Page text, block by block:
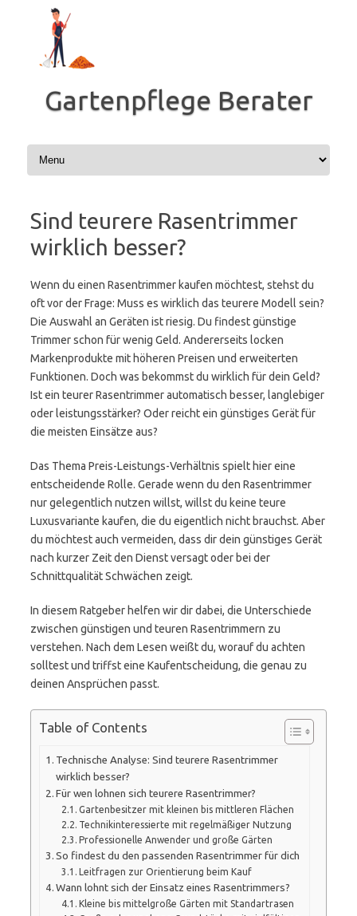
springen
Gartenpflege Berater
Sind teurere Rasentrimmer
wirklich besser?
Wenn du einen Rasentrimmer kaufen möchtest, stehst du
oft vor der Frage: Muss es wirklich das teurere Modell sein?
Die Auswahl an Geräten ist riesig. Du findest günstige
Trimmer schon für wenig Geld. Andererseits locken
Markenprodukte mit höheren Preisen und erweiterten
Funktionen. Doch was bekommst du wirklich für dein Geld?
Ist ein teurer Rasentrimmer automatisch besser, langlebiger
oder leistungsstärker? Oder reicht ein günstiges Gerät für
die meisten Einsätze aus?
Das Thema Preis-Leistungs-Verhältnis spielt hier eine
entscheidende Rolle. Gerade wenn du den Rasentrimmer
nur gelegentlich nutzen willst, willst du keine teure
Luxusvariante kaufen, die du eigentlich nicht brauchst. Aber
du möchtest auch vermeiden, dass dir dein günstiges Gerät
nach kurzer Zeit den Dienst versagt oder bei der
Schnittqualität Schwächen zeigt.
In diesem Ratgeber helfen wir dir dabei, die Unterschiede
zwischen günstigen und teuren Rasentrimmern zu
verstehen. Nach dem Lesen weißt du, worauf du achten
solltest und triffst eine Kaufentscheidung, die genau zu
deinen Ansprüchen passt.
Table of Contents
Technische Analyse: Sind teurere Rasentrimmer
wirklich besser?
Für wen lohnen sich teurere Rasentrimmer?
Gartenbesitzer mit kleinen bis mittleren Flächen
Technikinteressierte mit regelmäßiger Nutzung
Professionelle Anwender und große Gärten
So findest du den passenden Rasentrimmer für dich
Leitfragen zur Orientierung beim Kauf
Wann lohnt sich der Einsatz eines Rasentrimmers?
Kleine bis mittelgroße Gärten mit Standartrasen